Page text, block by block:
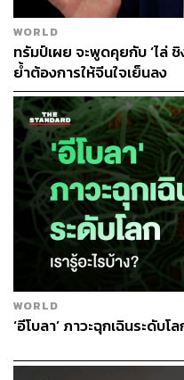
WORLD
ทรัมป์เผย จะพูดคุยกับ ‘ไล่
ย้ำต้องการให้จีนใจเย็นลง
WORLD
‘อีโบลา’ ภาวะฉุกเฉินระดับโ